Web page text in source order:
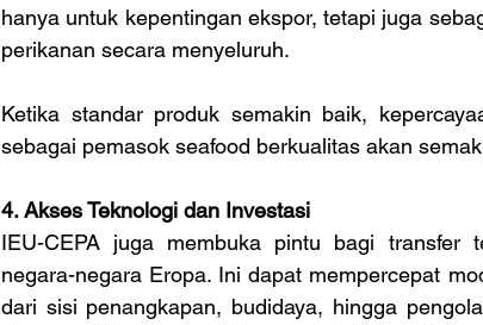
hanya untuk kepentingan ekspor, tetapi juga
perikanan secara menyeluruh.
Ketika standar produk semakin baik,
sebagai pemasok seafood berkualitas akan
4. Akses Teknologi dan Investasi
IEU-CEPA juga membuka pintu bagi transfer
negara-negara Eropa. Ini dapat mempercepat
dari sisi penangkapan, budidaya, hingga